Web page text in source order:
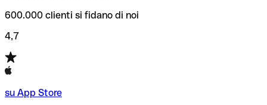
600.000 clienti si fidano di noi
4,7
su App Store